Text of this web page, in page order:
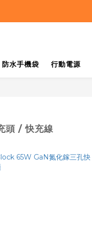
防水手機袋 行動電源
頭 / 快充線